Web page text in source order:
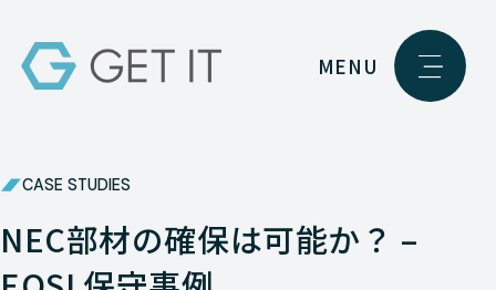
MENU
CASE STUDIES
NEC部材の確保は可能か？ –